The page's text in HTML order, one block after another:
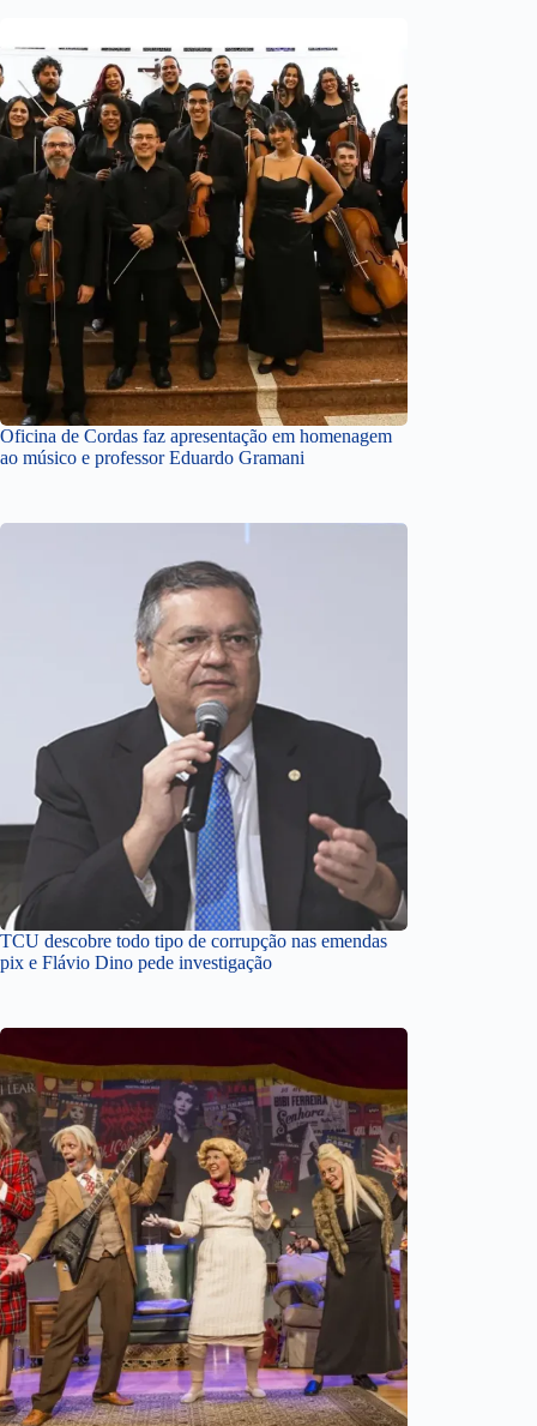
Oficina de Cordas faz apresentação em homenagem
ao músico e professor Eduardo Gramani
TCU descobre todo tipo de corrupção nas emendas
pix e Flávio Dino pede investigação